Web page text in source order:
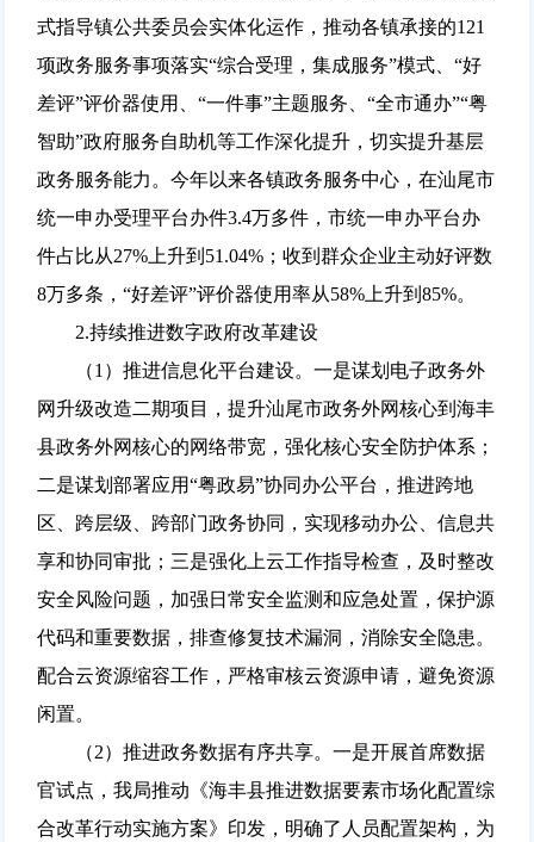
式指导镇公共委员会实体化运作，推动各镇承接的121
项政务服务事项落实“综合受理，集成服务”模式、“好
差评”评价器使用、“一件事”主题服务、“全市通办”“粤
智助”政府服务自助机等工作深化提升，切实提升基层
政务服务能力。今年以来各镇政务服务中心，在汕尾市
统一申办受理平台办件3.4万多件，市统一申办平台办
件占比从27%上升到51.04%；收到群众企业主动好评数
8万多条，“好差评”评价器使用率从58%上升到85%。
2.持续推进数字政府改革建设
（1）推进信息化平台建设。一是谋划电子政务外
网升级改造二期项目，提升汕尾市政务外网核心到海丰
县政务外网核心的网络带宽，强化核心安全防护体系；
二是谋划部署应用“粤政易”协同办公平台，推进跨地
区、跨层级、跨部门政务协同，实现移动办公、信息共
享和协同审批；三是强化上云工作指导检查，及时整改
安全风险问题，加强日常安全监测和应急处置，保护源
代码和重要数据，排查修复技术漏洞，消除安全隐患。
配合云资源缩容工作，严格审核云资源申请，避免资源
闲置。
（2）推进政务数据有序共享。一是开展首席数据
官试点，我局推动《海丰县推进数据要素市场化配置综
合改革行动实施方案》印发，明确了人员配置架构，为